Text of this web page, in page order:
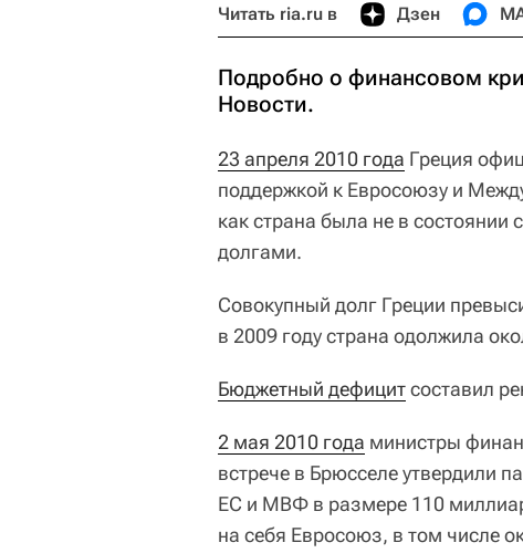
Читать ria.ru в Дзен
Подробно о финансовом
Новости.
23 апреля 2010 года Греция
поддержкой к Евросоюзу и
как страна была не в состоянии
долгами.
Совокупный долг Греции
в 2009 году страна одолжила
Бюджетный дефицитсоставил
2 мая 2010 года министры
встрече в Брюсселе утвердили
ЕС и МВФ в размере 110
на себя Евросоюз, в том числе